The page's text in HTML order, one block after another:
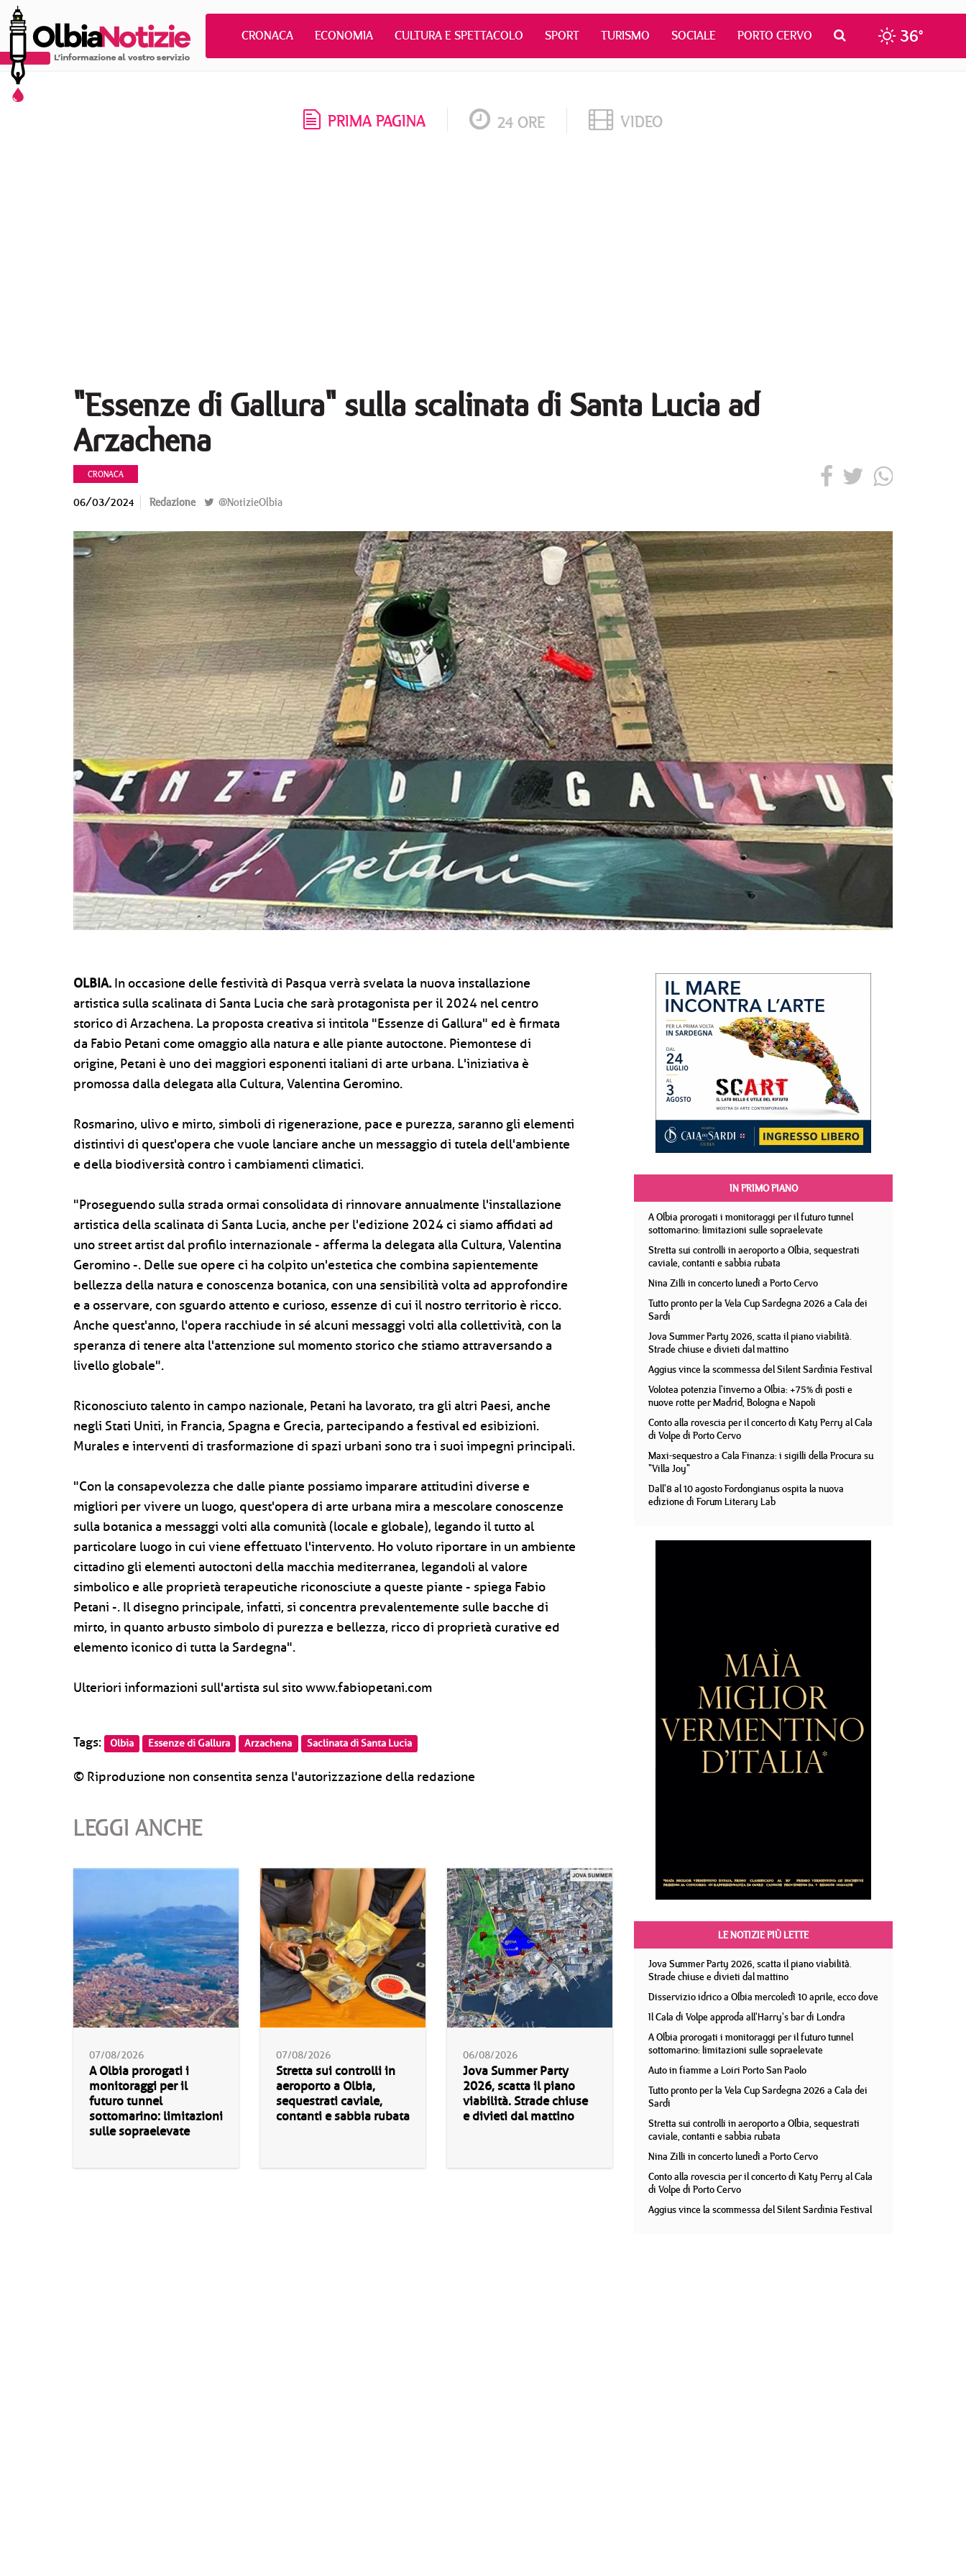
CRONACA ECONOMIA CULTURA E SPETTACOLO SPORT TURISMO SOCIALE PORTO CERVO 36°
PRIMA PAGINA 24 ORE VIDEO
"Essenze di Gallura" sulla scalinata di Santa Lucia ad
Arzachena
CRONACA
06/03/2024 Redazione @NotizieOlbia
OLBIA. In occasione delle festività di Pasqua verrà svelata la nuova installazione
artistica sulla scalinata di Santa Lucia che sarà protagonista per il 2024 nel centro
storico di Arzachena. La proposta creativa si intitola "Essenze di Gallura" ed è firmata
da Fabio Petani come omaggio alla natura e alle piante autoctone. Piemontese di
origine, Petani è uno dei maggiori esponenti italiani di arte urbana. L'iniziativa è
promossa dalla delegata alla Cultura, Valentina Geromino.
Rosmarino, ulivo e mirto, simboli di rigenerazione, pace e purezza, saranno gli elementi
distintivi di quest'opera che vuole lanciare anche un messaggio di tutela dell'ambiente
e della biodiversità contro i cambiamenti climatici.
"Proseguendo sulla strada ormai consolidata di rinnovare annualmente l'installazione
artistica della scalinata di Santa Lucia, anche per l'edizione 2024 ci siamo affidati ad
uno street artist dal profilo internazionale - afferma la delegata alla Cultura, Valentina
Geromino -. Delle sue opere ci ha colpito un'estetica che combina sapientemente
bellezza della natura e conoscenza botanica, con una sensibilità volta ad approfondire
e a osservare, con sguardo attento e curioso, essenze di cui il nostro territorio è ricco.
Anche quest'anno, l'opera racchiude in sé alcuni messaggi volti alla collettività, con la
speranza di tenere alta l'attenzione sul momento storico che stiamo attraversando a
livello globale".
Riconosciuto talento in campo nazionale, Petani ha lavorato, tra gli altri Paesi, anche
negli Stati Uniti, in Francia, Spagna e Grecia, partecipando a festival ed esibizioni.
Murales e interventi di trasformazione di spazi urbani sono tra i suoi impegni principali.
"Con la consapevolezza che dalle piante possiamo imparare attitudini diverse e
migliori per vivere un luogo, quest'opera di arte urbana mira a mescolare conoscenze
sulla botanica a messaggi volti alla comunità (locale e globale), legando il tutto al
particolare luogo in cui viene effettuato l'intervento. Ho voluto riportare in un ambiente
cittadino gli elementi autoctoni della macchia mediterranea, legandoli al valore
simbolico e alle proprietà terapeutiche riconosciute a queste piante - spiega Fabio
Petani -. Il disegno principale, infatti, si concentra prevalentemente sulle bacche di
mirto, in quanto arbusto simbolo di purezza e bellezza, ricco di proprietà curative ed
elemento iconico di tutta la Sardegna".
Ulteriori informazioni sull'artista sul sito www.fabiopetani.com
Tags: Olbia Essenze di Gallura Arzachena Saclinata di Santa Lucia
© Riproduzione non consentita senza l'autorizzazione della redazione
LEGGI ANCHE
07/08/2026
A Olbia prorogati i
monitoraggi per il
futuro tunnel
sottomarino: limitazioni
sulle sopraelevate
07/08/2026
Stretta sui controlli in
aeroporto a Olbia,
sequestrati caviale,
contanti e sabbia rubata
06/08/2026
Jova Summer Party
2026, scatta il piano
viabilità. Strade chiuse
e divieti dal mattino
IN PRIMO PIANO
A Olbia prorogati i monitoraggi per il futuro tunnel
sottomarino: limitazioni sulle sopraelevate
Stretta sui controlli in aeroporto a Olbia, sequestrati
caviale, contanti e sabbia rubata
Nina Zilli in concerto lunedì a Porto Cervo
Tutto pronto per la Vela Cup Sardegna 2026 a Cala dei
Sardi
Jova Summer Party 2026, scatta il piano viabilità.
Strade chiuse e divieti dal mattino
Aggius vince la scommessa del Silent Sardinia Festival
Volotea potenzia l'inverno a Olbia: +75% di posti e
nuove rotte per Madrid, Bologna e Napoli
Conto alla rovescia per il concerto di Katy Perry al Cala
di Volpe di Porto Cervo
Maxi-sequestro a Cala Finanza: i sigilli della Procura su
"Villa Joy"
Dall'8 al 10 agosto Fordongianus ospita la nuova
edizione di Forum Literary Lab
LE NOTIZIE PIÙ LETTE
Jova Summer Party 2026, scatta il piano viabilità.
Strade chiuse e divieti dal mattino
Disservizio idrico a Olbia mercoledì 10 aprile, ecco dove
Il Cala di Volpe approda all'Harry's bar di Londra
A Olbia prorogati i monitoraggi per il futuro tunnel
sottomarino: limitazioni sulle sopraelevate
Auto in fiamme a Loiri Porto San Paolo
Tutto pronto per la Vela Cup Sardegna 2026 a Cala dei
Sardi
Stretta sui controlli in aeroporto a Olbia, sequestrati
caviale, contanti e sabbia rubata
Nina Zilli in concerto lunedì a Porto Cervo
Conto alla rovescia per il concerto di Katy Perry al Cala
di Volpe di Porto Cervo
Aggius vince la scommessa del Silent Sardinia Festival